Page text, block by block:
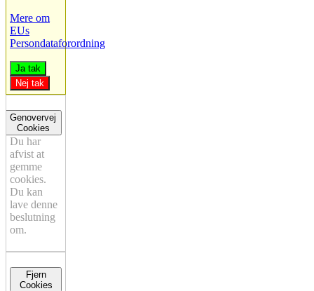
Mere om
EUs
Persondataforordning
Ja tak
Nej tak
Genovervej
Cookies
Du har
afvist at
gemme
cookies.
Du kan
lave denne
beslutning
om.
Fjern
Cookies